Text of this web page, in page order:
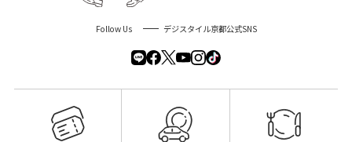
Follow Us デジスタイル京都公式SNS